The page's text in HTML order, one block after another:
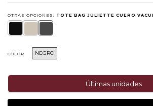
OTRAS OPCIONES: TOTE BAG JULIETTE CUERO
COLOR NEGRO
Últimas unidades